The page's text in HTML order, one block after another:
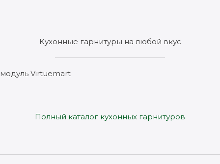
Кухонные гарнитуры на любой вкус
модуль Virtuemart
Полный каталог кухонных гарнитуров